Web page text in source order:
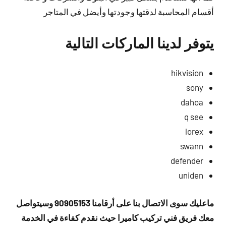
أقسام المحاسبة لدقتها وجودتها وأيضل في المتاجر
يتوفر لدينا الماركات التالية
hikvision
sony
dahoa
q see
lorex
swann
defender
uniden
ماعليك سوى الاتصال بنا على أرقامنا 90905153 وسيتواصل
معك فريق فني تركيب كاميرا حيث نقدم كفاءة في الخدمة